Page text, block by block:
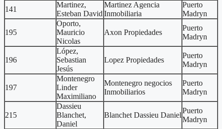
141
Martinez,
Esteban David
Martinez Agencia
Inmobiliaria
Puerto
Madryn
195
Oporto,
Mauricio
Nicolas
Axon Propiedades
Puerto
Madryn
196
López,
Sebastian
Jesús
Lopez Propiedades
Puerto
Madryn
197
Montenegro
Linder
Maximiliano
Montenegro negocios
Inmobiliarios
Puerto
Madryn
215
Dassieu
Blanchet,
Daniel
Blanchet Dassieu Daniel
Puerto
Madryn